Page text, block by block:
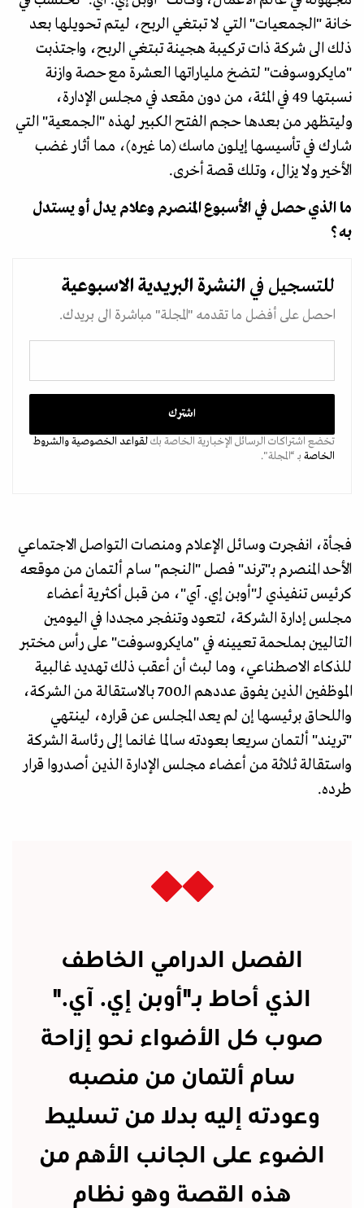
خانة "الجمعيات" التي لا تبتغي الربح، ليتم تحويلها بعد
ذلك الى شركة ذات تركيبة هجينة تبتغي الربح، واجتذبت
"مايكروسوفت" لتضخ ملياراتها العشرة مع حصة وازنة
نسبتها 49 في المئة، من دون مقعد في مجلس الإدارة،
وليتظهر من بعدها حجم الفتح الكبير لهذه "الجمعية" التي
شارك في تأسيسها إيلون ماسك (ما غيره)، مما أثار غضب
الأخير ولا يزال، وتلك قصة أخرى.
ما الذي حصل في الأسبوع المنصرم وعلام يدل أو يستدل
به؟
للتسجيل في النشرة البريدية الاسبوعية
احصل على أفضل ما تقدمه "المجلة" مباشرة الى بريدك.
تخضع اشتراكات الرسائل الإخبارية الخاصة بكلقواعد الخصوصيةوالشروط
الخاصة بـ “المجلة".
فجأة، انفجرت وسائل الإعلام ومنصات التواصل الاجتماعي
الأحد المنصرم بـ"ترند" فصل "النجم" سام ألتمان من موقعه
كرئيس تنفيذي لـ"أوبن إي. آي"، من قبل أكثرية أعضاء
مجلس إدارة الشركة، لتعود وتنفجر مجددا في اليومين
التاليين بملحمة تعيينه في "مايكروسوفت" على رأس مختبر
للذكاء الاصطناعي، وما لبث أن أعقب ذلك تهديد غالبية
الموظفين الذين يفوق عددهم الـ700 بالاستقالة من الشركة،
واللحاق برئيسها إن لم يعد المجلس عن قراره، لينتهي
"تريند" ألتمان سريعا بعودته سالما غانما إلى رئاسة الشركة
واستقالة ثلاثة من أعضاء مجلس الإدارة الذين أصدروا قرار
طرده.
الفصل الدرامي الخاطف
الذي أحاط بـ"أوبن إي. آي."
صوب كل الأضواء نحو إزاحة
سام ألتمان من منصبه
وعودته إليه بدلا من تسليط
الضوء على الجانب الأهم من
هذه القصة وهو نظام